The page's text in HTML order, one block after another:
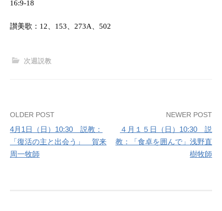
16:9-18
讃美歌： 12、 153、 273A、 502
次週説教
Post
navigation
OLDER POST
4月1日（日）10:30 説教：
「復活の主と出会う」 賀来
周一牧師
NEWER POST
４月１５日（日）10:30 説
教：「食卓を囲んで」浅野直
樹牧師